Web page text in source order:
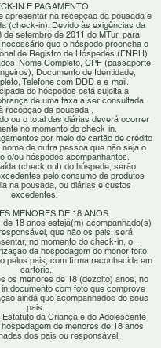
IN E PAGAMENTO
apresentar na recepção da pousada e
(check-in). Devido às exigências da
de setembro de 2011 do MTur, para
que o hóspede preencha e
de Registro de Hóspedes (FNRH)
Nome Completo, CPF (passaporte
Documento de Identidade,
Telefone com DDD e e-mail.
de hóspedes está sujeita a
de uma taxa a ser consultada
recepção da pousada .
ou o total das diárias deverá ocorrer
no momento do check-in.
por meio de cartão de crédito
de outra pessoa que não seja o
e/ou hóspedes acompanhantes.
(check out) do hóspede, serão
pelo consumo de produtos
na pousada, ou diárias e custos
excedentes.
MENORES DE 18 ANOS
18 anos esteja(m) acompanhado(s)
que não os pais, será
no momento do check-in, o
da hospedagem do menor feito
pelos pais, com firma reconhecida em
cartório.
os menores de 18 (dezoito) anos, no
com foto que comprove
ainda que acompanhados de seus
pais.
da Criança e do Adolescente
de menores de 18 anos
dos pais ou responsável.